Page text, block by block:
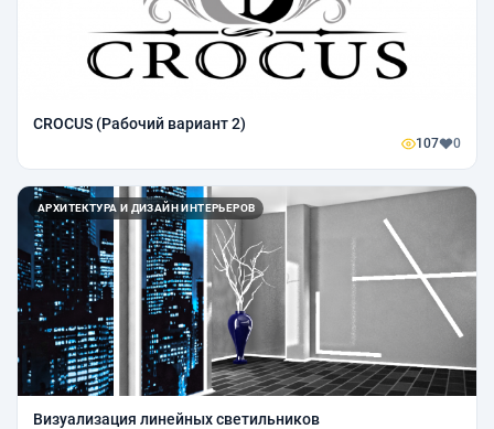
CROCUS (Рабочий вариант 2)
107 0
АРХИТЕКТУРА И ДИЗАЙН ИНТЕРЬЕРОВ
Визуализация линейных светильников